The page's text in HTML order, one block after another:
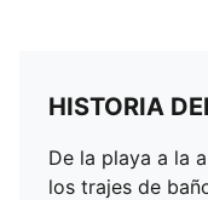
HISTORIA
De la playa a la
los trajes de